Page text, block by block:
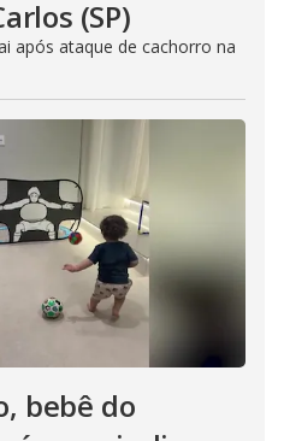
(SP)
após ataque de cachorro na
bebê do